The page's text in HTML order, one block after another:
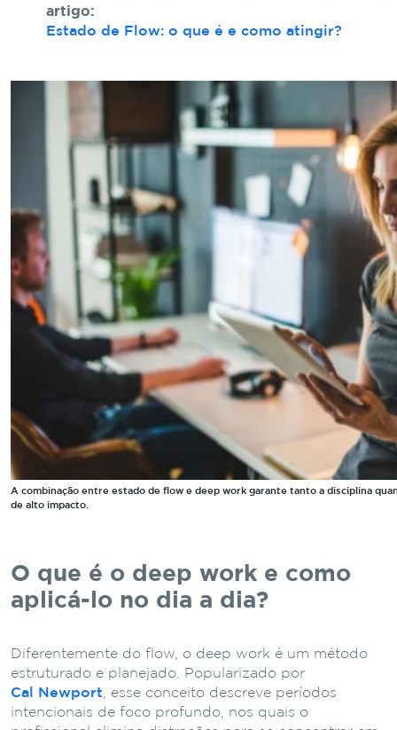
artigo:
Estado de Flow: o que é e como atingir?
A combinação entre estado de flow e deep work garante tanto a disciplina
de alto impacto.
O que é o deep work e como
aplicá-lo no dia a dia?
Diferentemente do flow, o deep work é um método
estruturado e planejado. Popularizado por
Cal Newport , esse conceito descreve períodos
intencionais de foco profundo, nos quais o